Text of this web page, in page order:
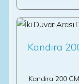
Kandıra
Kandıra 200